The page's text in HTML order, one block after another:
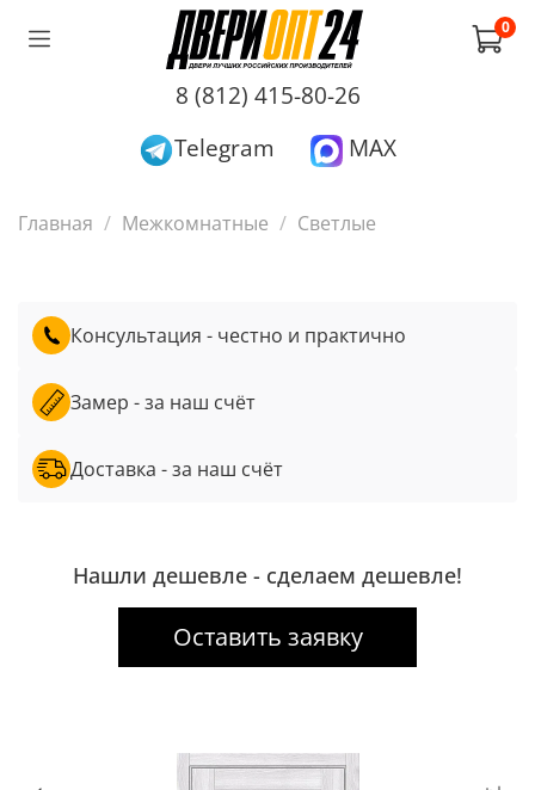
0
8 (812) 415-80-26
Telegram
MAX
Главная Межкомнатные Светлые
Консультация - честно и практично
Замер - за наш счёт
Доставка - за наш счёт
Нашли дешевле - сделаем дешевле!
Оставить заявку